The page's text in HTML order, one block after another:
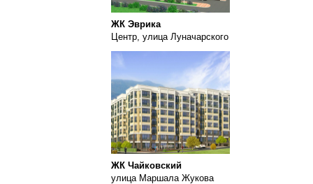
ЖК Эврика
Центр, улица Луначарского
ЖК Чайковский
улица Маршала Жукова